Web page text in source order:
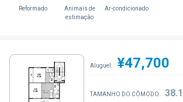
Reformado
Animais de
estimação
Ar-condicionado
Aluguel: ¥47,700
TAMANHO DO CÔMODO: